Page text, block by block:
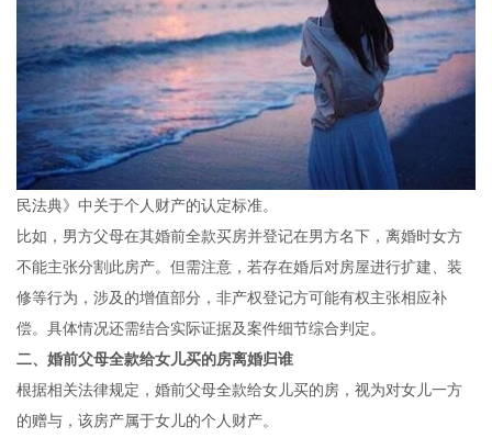
民法典》中关于个人财产的认定标准。
比如，男方父母在其婚前全款买房并登记在男方名下，离婚时女方
不能主张分割此房产。但需注意，若存在婚后对房屋进行扩建、装
修等行为，涉及的增值部分，非产权登记方可能有权主张相应补
偿。具体情况还需结合实际证据及案件细节综合判定。
二、婚前父母全款给女儿买的房离婚归谁
根据相关法律规定，婚前父母全款给女儿买的房，视为对女儿一方
的赠与，该房产属于女儿的个人财产。